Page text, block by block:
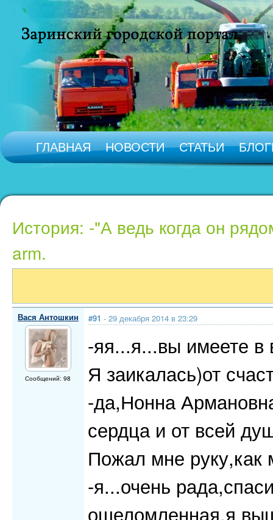
ГЛАВНАЯ НОВОСТИ СТАТЬИ
История: -"А ведь когда он
arm.
Вася Антошкин
Сообщений: 98
#91 - 29 декабря 2014 в 23:29
-яя...я...вы имеете в
Я заикалась)от
-да,Нонна
сердца и от всей
Пожал мне
-я...очень
ошеломленная,я